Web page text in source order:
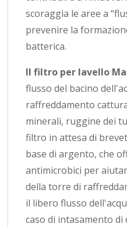
scoraggia le aree a
prevenire la
batterica.
Il filtro per lavello
flusso del bacino
raffreddamento
minerali, ruggine dei
filtro in attesa di
base di argento, che
antimicrobici per
della torre di
il libero flusso
caso di intasamento